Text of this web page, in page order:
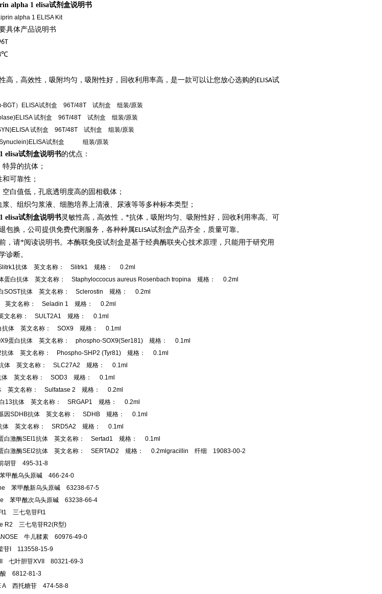
alpha 1 elisa试剂盒说明书
alpha 1 ELISA Kit
具体产品说明书
℃
高，高效性，吸附均匀，吸附性好，回收利用率高，是一款可以让您放心选购的ELISA试
BGT）ELISA试剂盒 96T/48T 试剂盒 组装/原装
试剂盒 96T/48T 试剂盒 组装/原装
试剂盒 96T/48T 试剂盒 组装/原装
Synuclein)ELISA试剂盒 组装/原装
elisa试剂盒说明书的优点：
异的抗体；
可靠性；
白值低，孔底透明度高的固相载体；
浆、组织匀浆液、细胞培养上清液、尿液等等多种标本类型；
elisa试剂盒说明书灵敏性高，高效性，*抗体，吸附均匀、吸附性好，回收利用率高、可
包换，公司提供免费代测服务，各种种属ELISA试剂盒产品齐全，质量可靠。
，请*阅读说明书。本酶联免疫试剂盒是基于经典酶联夹心技术原理，只能用于研究用
诊断。
Slitrk1抗体 英文名称： Slitrk1 规格： 0.2ml
蛋白抗体 英文名称： Staphyloccocus aureus Rosenbach tropina 规格： 0.2ml
白SOST抗体 英文名称： Sclerostin 规格： 0.2ml
英文名称： Seladin 1 规格： 0.2ml
文名称： SULT2A1 规格： 0.1ml
抗体 英文名称： SOX9 规格： 0.1ml
蛋白抗体 英文名称： phospho-SOX9(Ser181) 规格： 0.1ml
2抗体 英文名称： Phospho-SHP2 (Tyr81) 规格： 0.1ml
抗体 英文名称： SLC27A2 规格： 0.1ml
体 英文名称： SOD3 规格： 0.1ml
英文名称： Sulfatase 2 规格： 0.2ml
白13抗体 英文名称： SRGAP1 规格： 0.2ml
基因SDHB抗体 英文名称： SDHB 规格： 0.1ml
体 英文名称： SRD5A2 规格： 0.1ml
蛋白激酶SEI1抗体 英文名称： Sertad1 规格： 0.1ml
蛋白激酶SEI2抗体 英文名称： SERTAD2 规格： 0.2mlgracillin 纤细 19083-00-2
胡苷 495-31-8
甲酰乌头原碱 466-24-0
苯甲酰新乌头原碱 63238-67-5
苯甲酰次乌头原碱 63238-66-4
三七皂苷Ft1
R2 三七皂苷R2(R型)
牛儿鞣素 60976-49-0
苷I 113558-15-9
七叶胆苷XVII 80321-69-3
6812-81-3
A 西托糖苷 474-58-8